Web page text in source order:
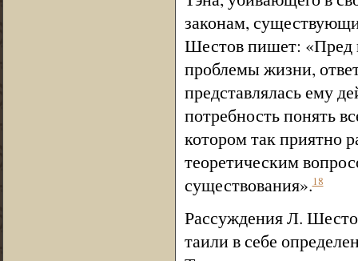
законам,
Шестов пишет: «Пред
проблемы жизни,
представлялась ему
потребность понять
котором так приятно
теоретическим
существования».18
Рассуждения Л.
таили в себе